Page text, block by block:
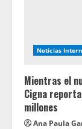
Noticias
Mientras el
Cigna
millones
Ana Paula